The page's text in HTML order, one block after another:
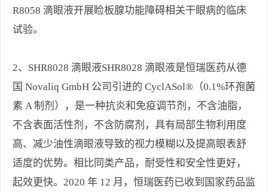
R8058 滴眼液开展睑板腺功能障碍相关干眼病的临床
试验。
2、SHR8028 滴眼液SHR8028 滴眼液是恒瑞医药从德
国 Novaliq GmbH 公司引进的 CyclASol®（0.1%环孢菌
素 A 制剂），是一种抗炎和免疫调节剂，不含油脂，
不含表面活性剂，不含防腐剂，具有局部生物利用度
高、减少油性滴眼液导致的视力模糊以及提高眼表舒
适度的优势。相比同类产品，耐受性和安全性更好，
起效更快。2020 年 12 月，恒瑞医药已收到国家药品监